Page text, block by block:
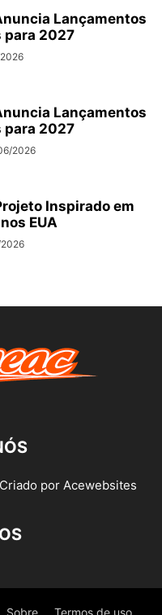
Lançamentos
para 2027
Lançamentos
para 2027
2026
Inspirado em
EUA
por Acewebsites